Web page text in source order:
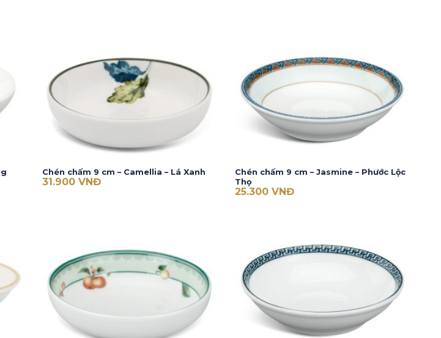
Chén chấm 9 cm – Camellia – Lá Xanh
31.900 VNĐ
Chén chấm 9 cm – Jasmine – Phước Lộc
Thọ
25.300 VNĐ